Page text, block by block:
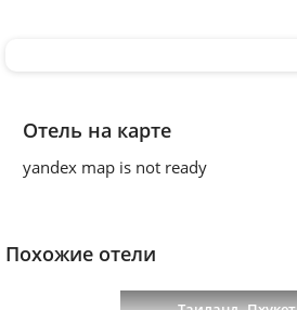
Отель на карте
yandex map is not ready
Похожие отели